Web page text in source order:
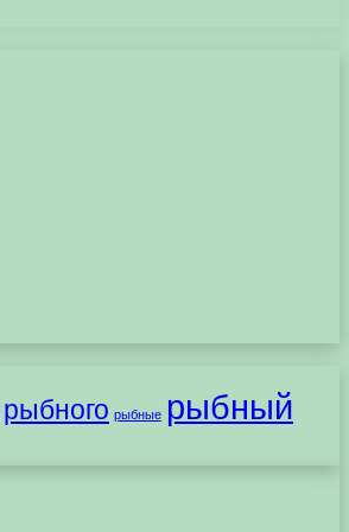
рыбного рыбные рыбный